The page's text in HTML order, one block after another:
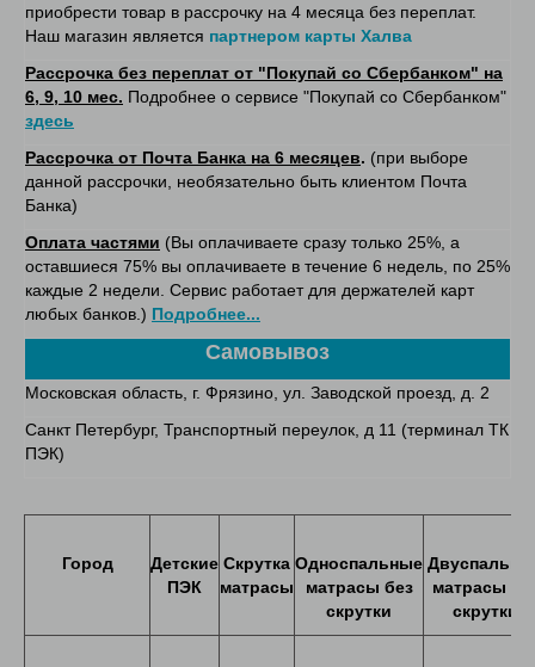
приобрести товар в рассрочку на 4 месяца без переплат.
Наш магазин является партнером карты Халва
Рассрочка без переплат от "Покупай со Сбербанком" на
6, 9, 10 мес. Подробнее о сервисе "Покупай со Сбербанком"
здесь
Рассрочка от Почта Банка на 6 месяцев. (при выборе
данной рассрочки, необязательно быть клиентом Почта
Банка)
Оплата частями (Вы оплачиваете сразу только 25%, а
оставшиеся 75% вы оплачиваете в течение 6 недель, по 25%
каждые 2 недели. Сервис работает для держателей карт
любых банков.) Подробнее...
Самовывоз
Московская область, г. Фрязино, ул. Заводской проезд, д. 2
Санкт Петербург, Транспортный переулок, д 11 (терминал ТК
ПЭК)
Город
Детские
ПЭК
Скрутка
матрасы
Односпальные
матрасы без
скрутки
матрасы
скрутки